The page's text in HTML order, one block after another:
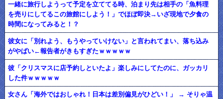
一緒に旅行しようって予定を立ててる時、泊まり先は相手の「魚料理
を売りにしてるこの旅館にしよう！」でほぼ即決→いざ現地で夕食の
時間になってみると！？
彼女に「別れよう、もうやっていけない」と言われてまい、落ち込み
がやばい←報告者がきもすぎたｗｗｗｗｗ
彼「クリスマスに店予約しといたよ」楽しみにしてたのに、ガッカリ
した件ｗｗｗｗｗ
女さん「海外ではおしゃれ！日本は差別偏見がひどい！」 → そりゃ温